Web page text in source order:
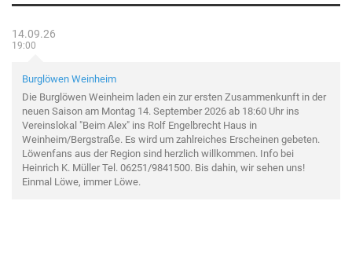
14.09.26
19:00
Burglöwen Weinheim
Die Burglöwen Weinheim laden ein zur ersten Zusammenkunft in der
neuen Saison am Montag 14. September 2026 ab 18:60 Uhr ins
Vereinslokal "Beim Alex" ins Rolf Engelbrecht Haus in
Weinheim/Bergstraße. Es wird um zahlreiches Erscheinen gebeten.
Löwenfans aus der Region sind herzlich willkommen. Info bei
Heinrich K. Müller Tel. 06251/9841500. Bis dahin, wir sehen uns!
Einmal Löwe, immer Löwe.